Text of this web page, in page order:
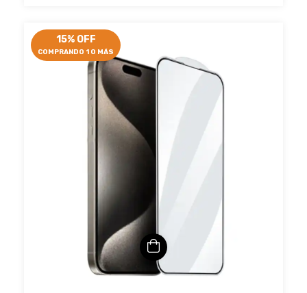
15% OFF
COMPRANDO 1 O MÁS